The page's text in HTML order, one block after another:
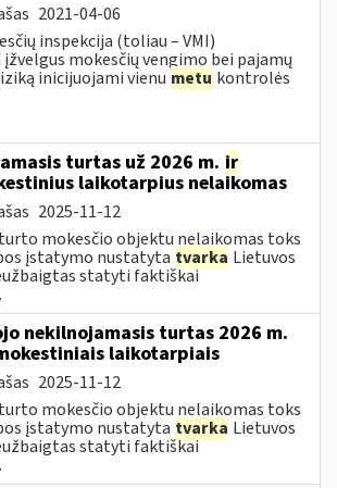
2021-04-06
inspekcija (toliau – VMI)
mokesčių vengimo bei pajamų
inicijuojami vienu metu kontrolės
turtas už 2026 m. ir
laikotarpius nelaikomas
2025-11-12
mokesčio objektu nelaikomas toks
įstatymo nustatyta tvarka Lietuvos
statyti faktiškai
nekilnojamasis turtas 2026 m.
laikotarpiais
2025-11-12
mokesčio objektu nelaikomas toks
įstatymo nustatyta tvarka Lietuvos
statyti faktiškai